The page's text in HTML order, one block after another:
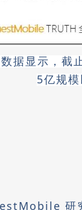
据显示，截
5亿规
研